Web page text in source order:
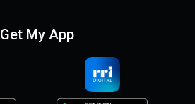
Get My App